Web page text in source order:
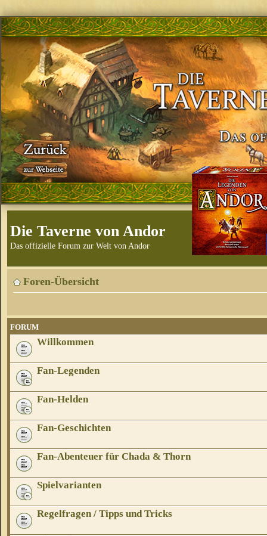
Die Taverne von Andor
Das offizielle Forum zur Welt von Andor
Foren-Übersicht
FORUM
Willkommen
Fan-Legenden
Fan-Helden
Fan-Geschichten
Fan-Abenteuer für Chada & Thorn
Spielvarianten
Regelfragen / Tipps und Tricks